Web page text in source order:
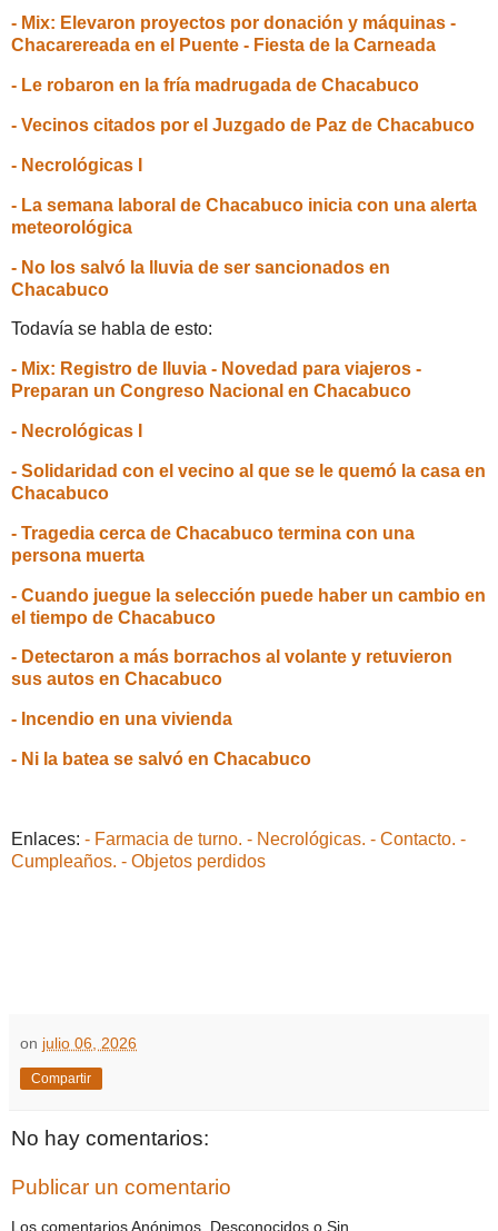
- Mix: Elevaron proyectos por donación y máquinas -
Chacarereada en el Puente - Fiesta de la Carneada
- Le robaron en la fría madrugada de Chacabuco
- Vecinos citados por el Juzgado de Paz de Chacabuco
- Necrológicas I
- La semana laboral de Chacabuco inicia con una alerta
meteorológica
- No los salvó la lluvia de ser sancionados en
Chacabuco
Todavía se habla de esto:
- Mix: Registro de lluvia - Novedad para viajeros -
Preparan un Congreso Nacional en Chacabuco
- Necrológicas I
- Solidaridad con el vecino al que se le quemó la casa en
Chacabuco
- Tragedia cerca de Chacabuco termina con una
persona muerta
- Cuando juegue la selección puede haber un cambio en
el tiempo de Chacabuco
- Detectaron a más borrachos al volante y retuvieron
sus autos en Chacabuco
- Incendio en una vivienda
- Ni la batea se salvó en Chacabuco
Enlaces: - Farmacia de turno. - Necrológicas. - Contacto. -
Cumpleaños. - Objetos perdidos
on julio 06, 2026
Compartir
No hay comentarios:
Publicar un comentario
Los comentarios Anónimos, Desconocidos o Sin